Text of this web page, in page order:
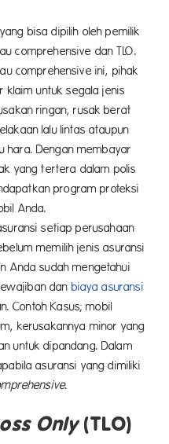
bisa dipilih oleh pemilik
comprehensive dan TLO.
comprehensive ini, pihak
klaim untuk segala jenis
ringan, rusak berat
lalu lintas ataupun
hara. Dengan membayar
yang tertera dalam polis
program proteksi
Anda.
setiap perusahaan
memilih jenis asuransi
Anda sudah mengetahui
dan biaya asuransi
Contoh Kasus; mobil
kerusakannya minor yang
untuk dipandang. Dalam
asuransi yang dimiliki
.
Only(TLO)